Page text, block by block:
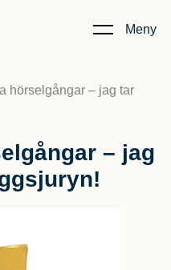
Meny
hörselgångar – jag tar
– jag